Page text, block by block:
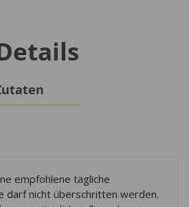
empfohlene tägliche
darf nicht überschritten werden.